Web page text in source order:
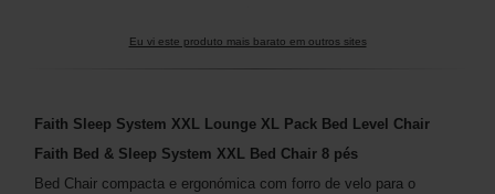
Eu vi este produto mais barato em outros sites
Faith Sleep System XXL Lounge XL Pack Bed Level Chair
Faith Bed & Sleep System XXL Bed Chair 8 pés
Bed Chair compacta e ergonómica com forro de velo para o